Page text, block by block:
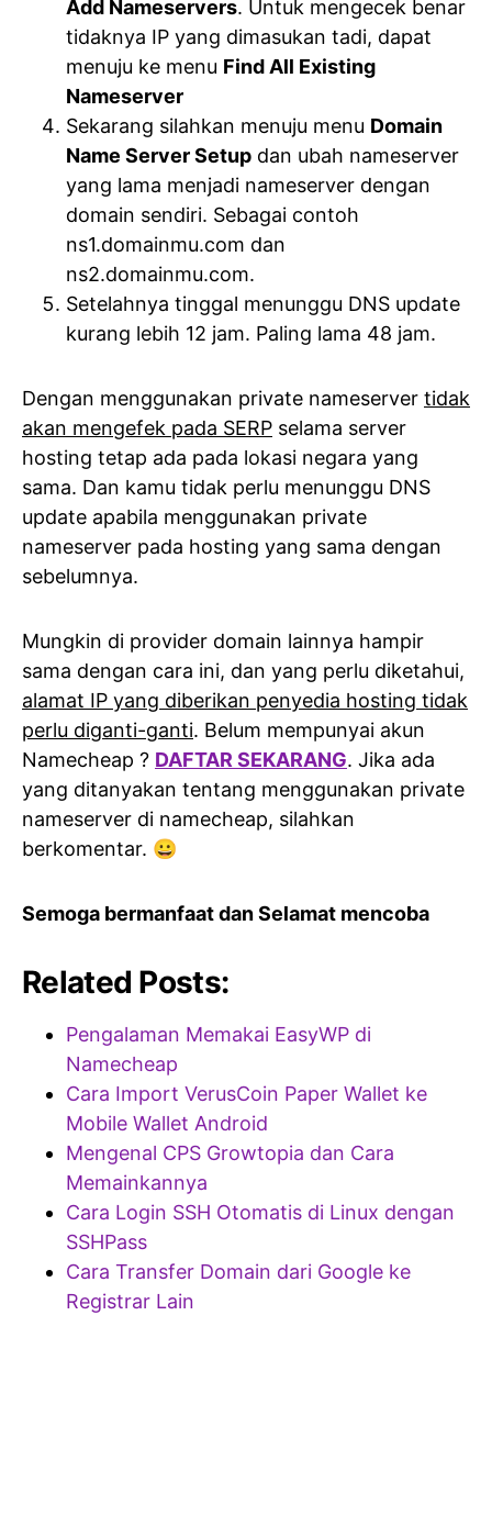
Add Nameservers. Untuk mengecek benar
tidaknya IP yang dimasukan tadi, dapat
menuju ke menu Find All Existing
Nameserver
Sekarang silahkan menuju menu Domain
Name Server Setup dan ubah nameserver
yang lama menjadi nameserver dengan
domain sendiri. Sebagai contoh
ns1.domainmu.com dan
ns2.domainmu.com.
Setelahnya tinggal menunggu DNS update
kurang lebih 12 jam. Paling lama 48 jam.
Dengan menggunakan private nameserver tidak
akan mengefek pada SERP selama server
hosting tetap ada pada lokasi negara yang
sama. Dan kamu tidak perlu menunggu DNS
update apabila menggunakan private
nameserver pada hosting yang sama dengan
sebelumnya.
Mungkin di provider domain lainnya hampir
sama dengan cara ini, dan yang perlu diketahui,
alamat IP yang diberikan penyedia hosting tidak
perlu diganti-ganti. Belum mempunyai akun
Namecheap ? DAFTAR SEKARANG. Jika ada
yang ditanyakan tentang menggunakan private
nameserver di namecheap, silahkan
berkomentar. 😀
Semoga bermanfaat dan Selamat mencoba
Related Posts:
Pengalaman Memakai EasyWP di
Namecheap
Cara Import VerusCoin Paper Wallet ke
Mobile Wallet Android
Mengenal CPS Growtopia dan Cara
Memainkannya
Cara Login SSH Otomatis di Linux dengan
SSHPass
Cara Transfer Domain dari Google ke
Registrar Lain